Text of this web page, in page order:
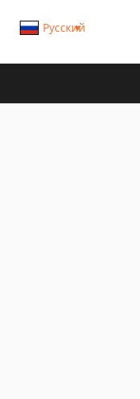
Русский